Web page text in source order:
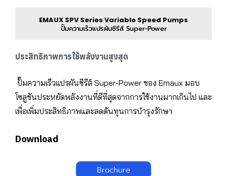
EMAUX SPV Series Variable Speed Pumps
ปั๊มความเร็วแปรผันซีรีส์ Super-Power
ประสิทธิภาพการใช้พลังงานสูงสุด
ปั๊มความเร็วแปรผันซีรีส์ Super-Power ของ Emaux มอบ
โซลูชันประหยัดพลังงานที่ดีที่สุดจากการใช้งานมากเกินไป และ
เพื่อเพิ่มประสิทธิภาพและลดต้นทุนการบำรุงรักษา
Download
Brochure